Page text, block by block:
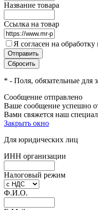
Название товара
Ссылка на товар
Я согласен на
* - Поля, обязательные для
Сообщение отправлено
Ваше сообщение успешно
Вами свяжется наш
Закрыть окно
Для юридических лиц
ИНН организации
Налоговый режим
Ф.И.О.